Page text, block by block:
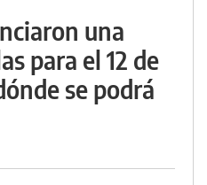
una
para el 12 de
se podrá